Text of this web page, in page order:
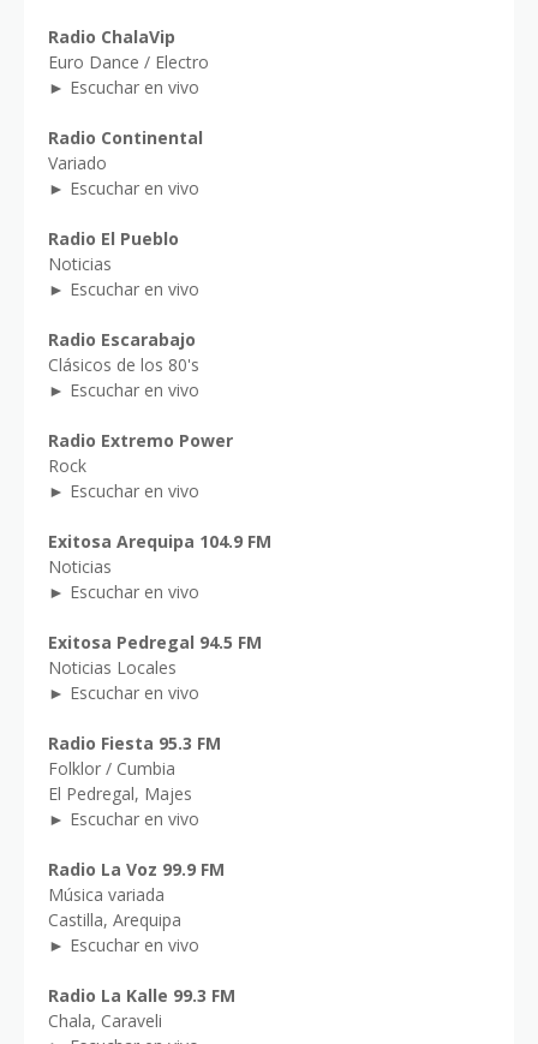
Radio ChalaVip
Euro Dance / Electro
► Escuchar en vivo
Radio Continental
Variado
► Escuchar en vivo
Radio El Pueblo
Noticias
► Escuchar en vivo
Radio Escarabajo
Clásicos de los 80's
► Escuchar en vivo
Radio Extremo Power
Rock
► Escuchar en vivo
Exitosa Arequipa 104.9 FM
Noticias
► Escuchar en vivo
Exitosa Pedregal 94.5 FM
Noticias Locales
► Escuchar en vivo
Radio Fiesta 95.3 FM
Folklor / Cumbia
El Pedregal, Majes
► Escuchar en vivo
Radio La Voz 99.9 FM
Música variada
Castilla, Arequipa
► Escuchar en vivo
Radio La Kalle 99.3 FM
Chala, Caraveli